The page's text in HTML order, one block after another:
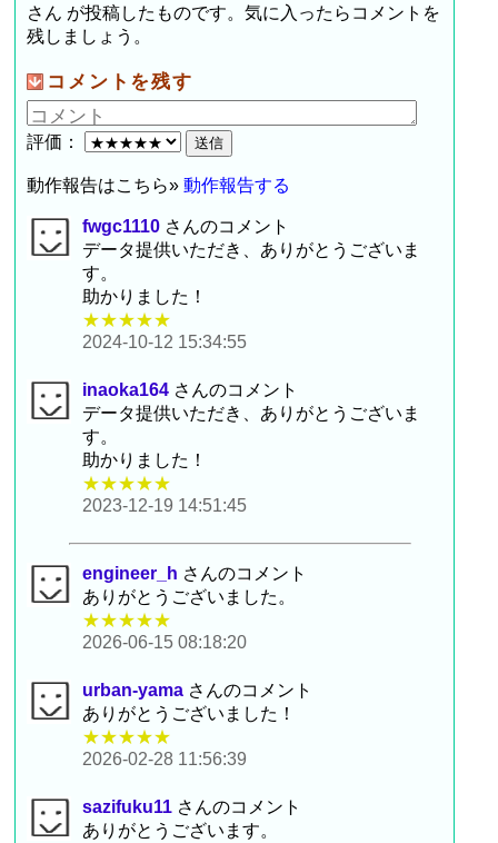
さん が投稿したものです。気に入ったらコメントを
残しましょう。
コメントを残す
評価：
動作報告はこちら»動作報告する
fwgc1110 さんのコメント
データ提供いただき、ありがとうございま
す。
助かりました！
★★★★★
2024-10-12 15:34:55
inaoka164 さんのコメント
データ提供いただき、ありがとうございま
す。
助かりました！
★★★★★
2023-12-19 14:51:45
engineer_h さんのコメント
ありがとうございました。
★★★★★
2026-06-15 08:18:20
urban-yama さんのコメント
ありがとうございました！
★★★★★
2026-02-28 11:56:39
sazifuku11 さんのコメント
ありがとうございます。